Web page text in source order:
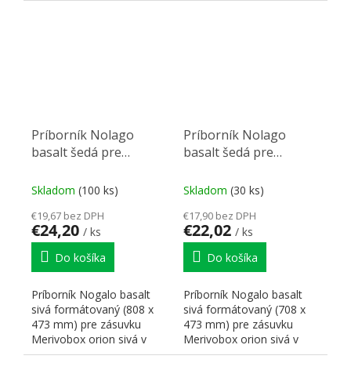
Príborník Nolago
basalt šedá pre
473 mm)
Skladom (100 ks)
€19,67 bez DPH
€24,20 / ks
Do košíka
Príborník Nogalo basalt
sivá formátovaný (808 x
473 mm) pre zásuvku
Merivobox orion sivá v
hĺbke 500 mm pre
Príborník Nolago
basalt šedá pre
473 mm)
Skladom (30 ks)
€17,90 bez DPH
€22,02 / ks
Do košíka
Príborník Nogalo basalt
sivá formátovaný (708 x
473 mm) pre zásuvku
Merivobox orion sivá v
hĺbke 500 mm pre